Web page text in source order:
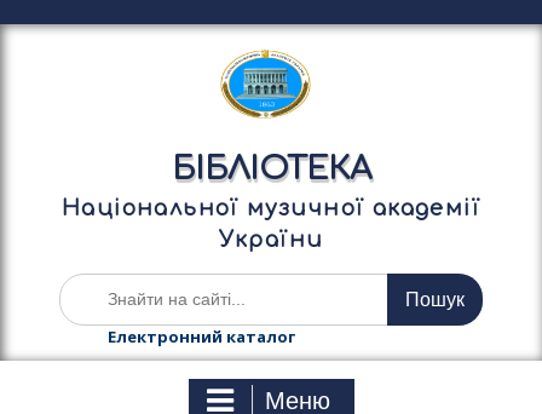
е
у
БІБЛІОТЕКА
Національної музичної академії
України
Ш
у
а
Електронний каталог
Меню